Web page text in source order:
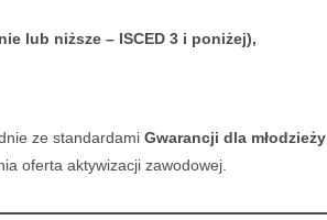
lub niższe – ISCED 3 i poniżej),
ze standardami Gwarancji dla młodzieży
oferta aktywizacji zawodowej.